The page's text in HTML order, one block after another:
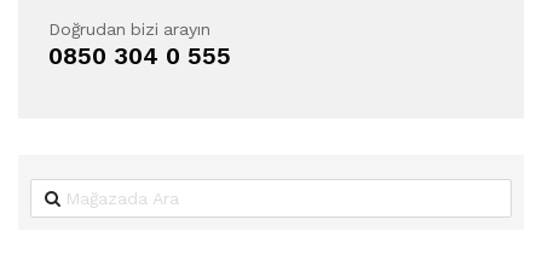
Doğrudan bizi arayın
0850 304 0 555